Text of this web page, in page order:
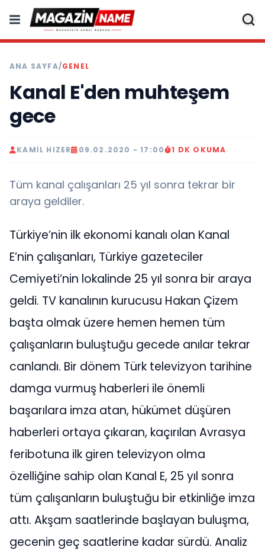
ANA SAYFA/GENEL
Kanal E'den muhteşem
gece
KAMIL HIZER 09.02.2020 - 17:00 1 DK OKUMA
Tüm kanal çalışanları 25 yıl sonra tekrar bir
araya geldiler.
Türkiye’nin ilk ekonomi kanalı olan Kanal
E’nin çalışanları, Türkiye gazeteciler
Cemiyeti’nin lokalinde 25 yıl sonra bir araya
geldi. TV kanalının kurucusu Hakan Çizem
başta olmak üzere hemen hemen tüm
çalışanların buluştuğu gecede anılar tekrar
canlandı. Bir dönem Türk televizyon tarihine
damga vurmuş haberleri ile önemli
başarılara imza atan, hükümet düşüren
haberleri ortaya çıkaran, kaçırılan Avrasya
feribotuna ilk giren televizyon olma
özelliğine sahip olan Kanal E, 25 yıl sonra
tüm çalışanların buluştuğu bir etkinliğe imza
attı. Akşam saatlerinde başlayan buluşma,
gecenin geç saatlerine kadar sürdü. Analiz